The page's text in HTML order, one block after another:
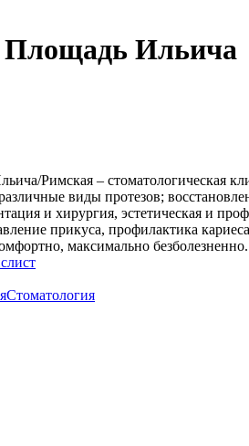
Площадь Ильича
Римская – стоматологическая
виды протезов;
и хирургия, эстетическая и
прикуса, профилактика
максимально безболезненно.
Стоматология